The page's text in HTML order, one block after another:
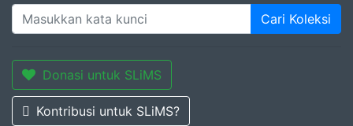
Cari Koleksi
Donasi untuk SLiMS
Kontribusi untuk SLiMS?